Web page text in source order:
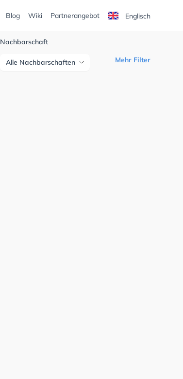
Blog Wiki Partnerangebot Englisch
Nachbarschaft
Alle Nachbarschaften Mehr Filter